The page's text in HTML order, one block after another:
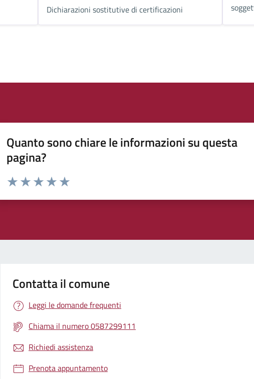
Dichiarazioni sostitutive di certificazioni
Quanto sono chiare le informazioni su questa
pagina?
Rating:
Contatta il comune
Leggi le domande frequenti
Chiama il numero 0587299111
Richiedi assistenza
Prenota appuntamento